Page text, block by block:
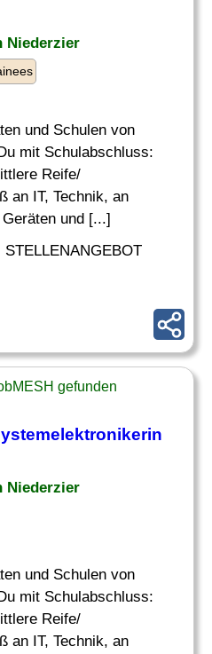
Niederzier
und Schulen von
mit Schulabschluss:
Reife/
an IT, Technik, an
und [...]
gefunden
Niederzier
und Schulen von
mit Schulabschluss:
Reife/
an IT, Technik, an